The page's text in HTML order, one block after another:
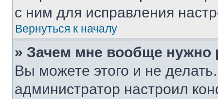
с ним для исправления
Вернуться к началу
» Зачем мне вообще нужно
Вы можете этого и не
администратор настроил